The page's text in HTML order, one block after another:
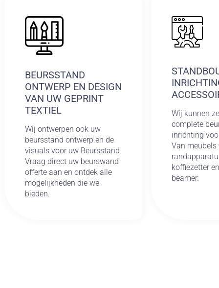
BEURSSTAND
ONTWERP EN DESIGN
VAN UW GEPRINT
TEXTIEL
Wij ontwerpen ook uw
beursstand ontwerp en de
visuals voor uw Beursstand.
Vraag direct uw beurswand
offerte aan en ontdek alle
mogelijkheden die we
bieden.
Wij kunnen
complete
inrichting
Van
koffiezetter
beamer.